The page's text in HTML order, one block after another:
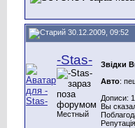
30.12.2009, 09:52
-Stas-
Местный
Звідки
Авто:
Дописи:
Вы